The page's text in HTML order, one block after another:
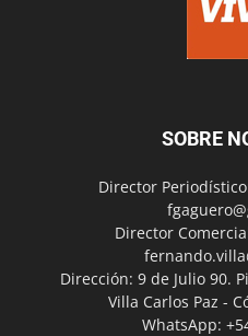
SOBRE
Director
Director
Dirección: 9 de Julio 90.
Villa Carlos Paz -
WhatsApp: